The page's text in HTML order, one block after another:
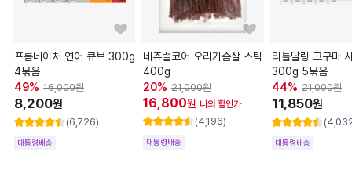
프롬네이처 연어 큐브 300g
4묶음
49% 16,000원
8,200원
(6,726)
대통령배송
네츄럴코어 오리가슴살 스틱
400g
20% 21,000원
16,800원 나의 할인가
(4,196)
대통령배송
리틀달링 고구마
300g 5묶음
44% 21,000원
11,850원
대통령배송